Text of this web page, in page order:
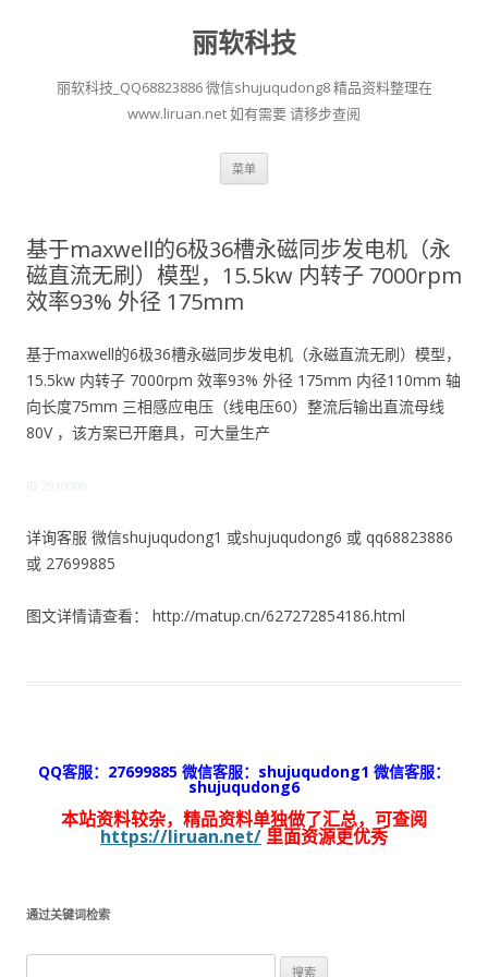
丽软科技
丽软科技_QQ68823886 微信shujuqudong8 精品资料整理在
www.liruan.net 如有需要 请移步查阅
菜单
基于maxwell的6极36槽永磁同步发电机（永
磁直流无刷）模型，15.5kw 内转子 7000rpm
效率93% 外径 175mm
基于maxwell的6极36槽永磁同步发电机（永磁直流无刷）模型，
15.5kw 内转子 7000rpm 效率93% 外径 175mm 内径110mm 轴
向长度75mm 三相感应电压（线电压60）整流后输出直流母线
80V ，该方案已开磨具，可大量生产
ID:2910000
详询客服 微信shujuqudong1 或shujuqudong6 或 qq68823886
或 27699885
图文详情请查看： http://matup.cn/627272854186.html
QQ客服：27699885 微信客服：shujuqudong1 微信客服：
shujuqudong6
本站资料较杂，精品资料单独做了汇总，可查阅
https://liruan.net/ 里面资源更优秀
通过关键词检索